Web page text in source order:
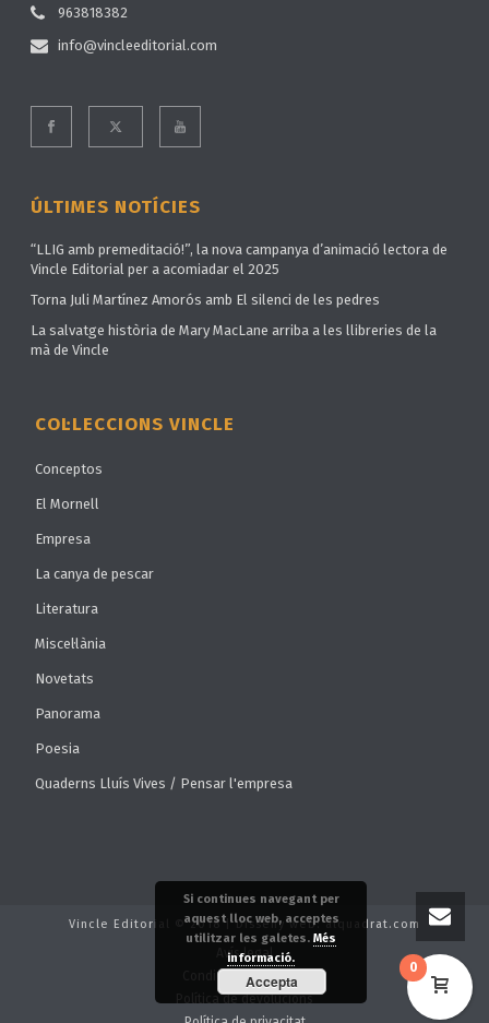
963818382
info@vincleeditorial.com
ÚLTIMES NOTÍCIES
“LLIG amb premeditació!”, la nova campanya d’animació lectora de
Vincle Editorial per a acomiadar el 2025
Torna Juli Martínez Amorós amb El silenci de les pedres
La salvatge història de Mary MacLane arriba a les llibreries de la
mà de Vincle
COL·LECCIONS VINCLE
Conceptos
El Mornell
Empresa
La canya de pescar
Literatura
Miscel·lània
Novetats
Panorama
Poesia
Quaderns Lluís Vives / Pensar l'empresa
Vincle Editorial © 2018 | Disseny web: alquadrat.com
Avís legal
Condicions de venda
Política de devolucions
0
Si continues navegant per
aquest lloc web, acceptes
utilitzar les galetes. Més
informació.
Accepta